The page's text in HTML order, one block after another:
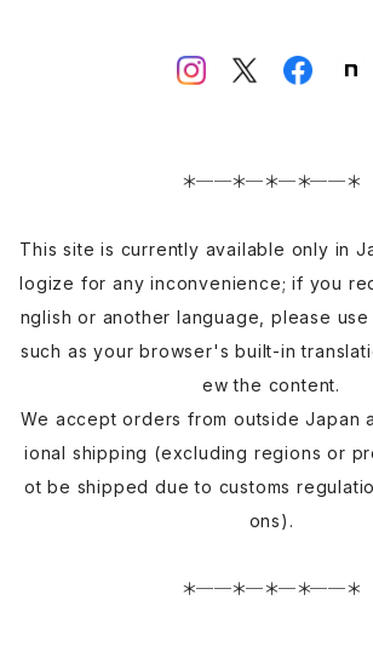
＊──＊─＊─＊──＊
This site is currently available only in
logize for any inconvenience; if you
nglish or another language, please use
such as your browser's built-in
ew the content.
We accept orders from outside Japan
ional shipping (excluding regions or
ot be shipped due to customs
ons).
＊──＊─＊─＊──＊